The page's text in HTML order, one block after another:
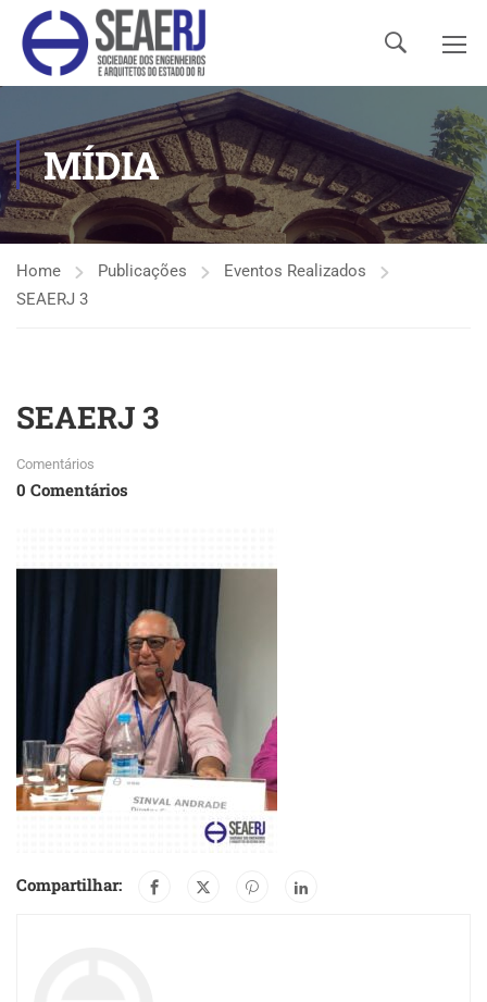
MÍDIA
Home Publicações
Eventos Realizados
SEAERJ 3
SEAERJ 3
Comentários
0 Comentários
Compartilhar: